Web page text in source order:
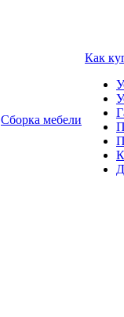
Сборка мебели
Как